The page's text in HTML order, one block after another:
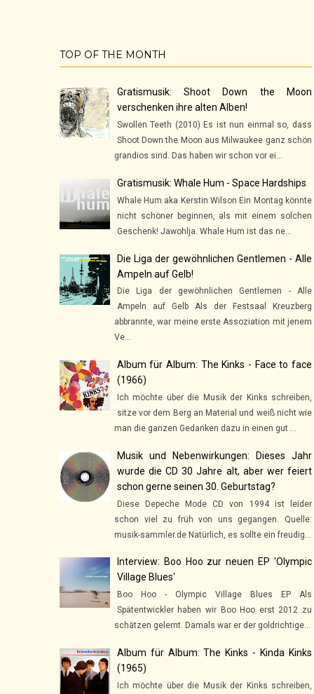
TOP OF THE MONTH
Gratismusik: Shoot Down the Moon
verschenken ihre alten Alben!
Swollen Teeth (2010) Es ist nun einmal so, dass
Shoot Down the Moon aus Milwaukee ganz schön
grandios sind. Das haben wir schon vor ei...
Gratismusik: Whale Hum - Space Hardships
Whale Hum aka Kerstin Wilson Ein Montag könnte
nicht schöner beginnen, als mit einem solchen
Geschenk! Jawohlja. Whale Hum ist das ne...
Die Liga der gewöhnlichen Gentlemen - Alle
Ampeln auf Gelb!
Die Liga der gewöhnlichen Gentlemen - Alle
Ampeln auf Gelb Als der Festsaal Kreuzberg
abbrannte, war meine erste Assoziation mit jenem
Ve...
Album für Album: The Kinks - Face to face
(1966)
Ich möchte über die Musik der Kinks schreiben,
sitze vor dem Berg an Material und weiß nicht wie
man die ganzen Gedanken dazu in einen gut ...
Musik und Nebenwirkungen: Dieses Jahr
wurde die CD 30 Jahre alt, aber wer feiert
schon gerne seinen 30. Geburtstag?
Diese Depeche Mode CD von 1994 ist leider
schon viel zu früh von uns gegangen. Quelle:
musik-sammler.de Natürlich, es sollte ein freudig...
Interview: Boo Hoo zur neuen EP 'Olympic
Village Blues'
Boo Hoo - Olympic Village Blues EP Als
Spätentwickler haben wir Boo Hoo erst 2012 zu
schätzen gelernt. Damals war er der goldrichtige...
Album für Album: The Kinks - Kinda Kinks
(1965)
Ich möchte über die Musik der Kinks schreiben,